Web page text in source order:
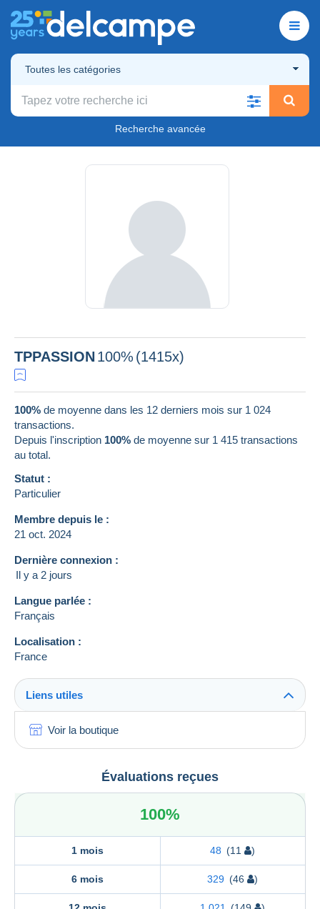
Toutes les catégories
Recherche avancée
TPPASSION 100% (1415x)
100% de moyenne dans les 12 derniers mois sur 1 024
transactions.
Depuis l'inscription 100% de moyenne sur 1 415 transactions
au total.
Statut :
Particulier
Membre depuis le :
21 oct. 2024
Dernière connexion :
Il y a 2 jours
Langue parlée :
Français
Localisation :
France
Liens utiles
Voir la boutique
Évaluations reçues
100%
1 mois 48 (11 )
6 mois 329 (46 )